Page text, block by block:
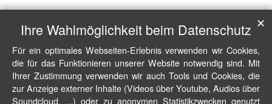
Ihre Wahlmöglichkeit beim Datenschutz
Für ein optimales Webseiten-Erlebnis verwenden wir Cookies,
die für das Funktionieren unserer Website notwendig sind. Mit
Ihrer Zustimmung verwenden wir auch Tools und Cookies, die
zur Anzeige externer Inhalte (Videos über Youtube, Audios über
Soundcloud, ...) oder zu anonymen Statistikzwecken genutzt
✕